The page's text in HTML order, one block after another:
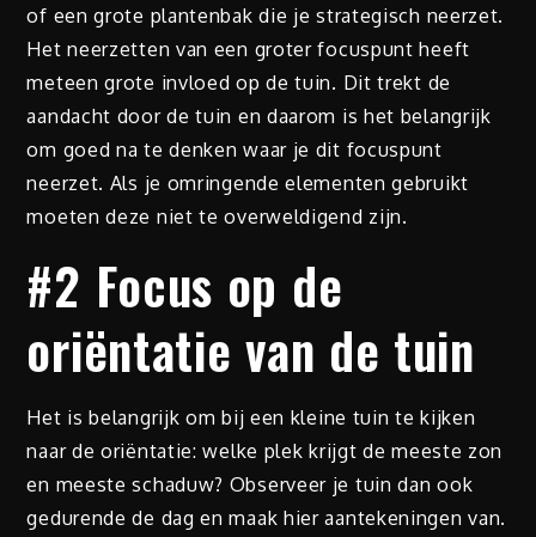
of een grote plantenbak die je strategisch neerzet.
Het neerzetten van een groter focuspunt heeft
meteen grote invloed op de tuin. Dit trekt de
aandacht door de tuin en daarom is het belangrijk
om goed na te denken waar je dit focuspunt
neerzet. Als je omringende elementen gebruikt
moeten deze niet te overweldigend zijn.
#2 Focus op de
oriëntatie van de tuin
Het is belangrijk om bij een kleine tuin te kijken
naar de oriëntatie: welke plek krijgt de meeste zon
en meeste schaduw? Observeer je tuin dan ook
gedurende de dag en maak hier aantekeningen van.